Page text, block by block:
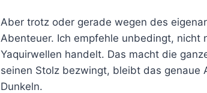
Aber trotz oder gerade wegen des
Abenteuer. Ich empfehle unbedingt, nicht
Yaquirwellen handelt. Das macht die
seinen Stolz bezwingt, bleibt das genaue
Dunkeln.